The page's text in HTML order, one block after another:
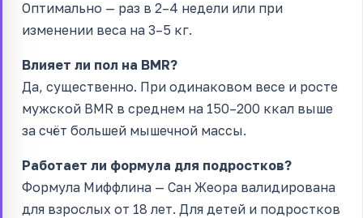
Оптимально — раз в 2–4 недели или при
изменении веса на 3–5 кг.
Влияет ли пол на BMR?
Да, существенно. При одинаковом весе и росте
мужской BMR в среднем на 150–200 ккал выше
за счёт большей мышечной массы.
Работает ли формула для подростков?
Формула Миффлина — Сан Жеора валидирована
для взрослых от 18 лет. Для детей и подростков